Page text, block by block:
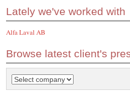
Lately we've worked with
Alfa Laval AB
Browse latest client's